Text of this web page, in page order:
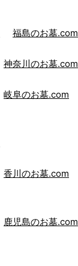
福島のお墓.com
神奈川のお墓.com
岐阜のお墓.com
香川のお墓.com
鹿児島のお墓.com